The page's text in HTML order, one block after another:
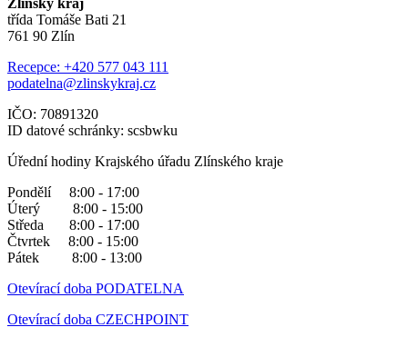
třída Tomáše Bati 21
761 90 Zlín
Recepce: +420 577 043 111
podatelna@zlinskykraj.cz
IČO: 70891320
ID datové schránky: scsbwku
Úřední hodiny Krajského úřadu Zlínského kraje
Pondělí 8:00 - 17:00
Úterý 8:00 - 15:00
Středa 8:00 - 17:00
Čtvrtek 8:00 - 15:00
Pátek 8:00 - 13:00
Otevírací doba PODATELNA
Otevírací doba CZECHPOINT